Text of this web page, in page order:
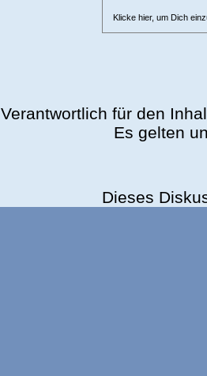
Klicke hier, um Dich
Verantwortlich für den
Es gelten
Dieses